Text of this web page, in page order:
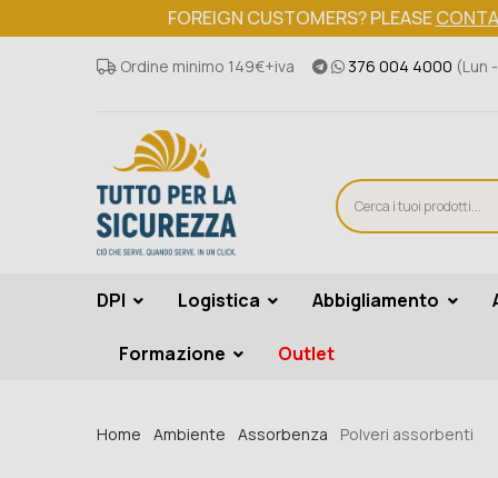
FOREIGN CUSTOMERS? PLEASE
Ordine minimo 149€+iva 376 004 4000 (Lun
DPI Logistica Abbigliamento
Formazione Outlet
Home Ambiente Assorbenza Polveri assorbenti